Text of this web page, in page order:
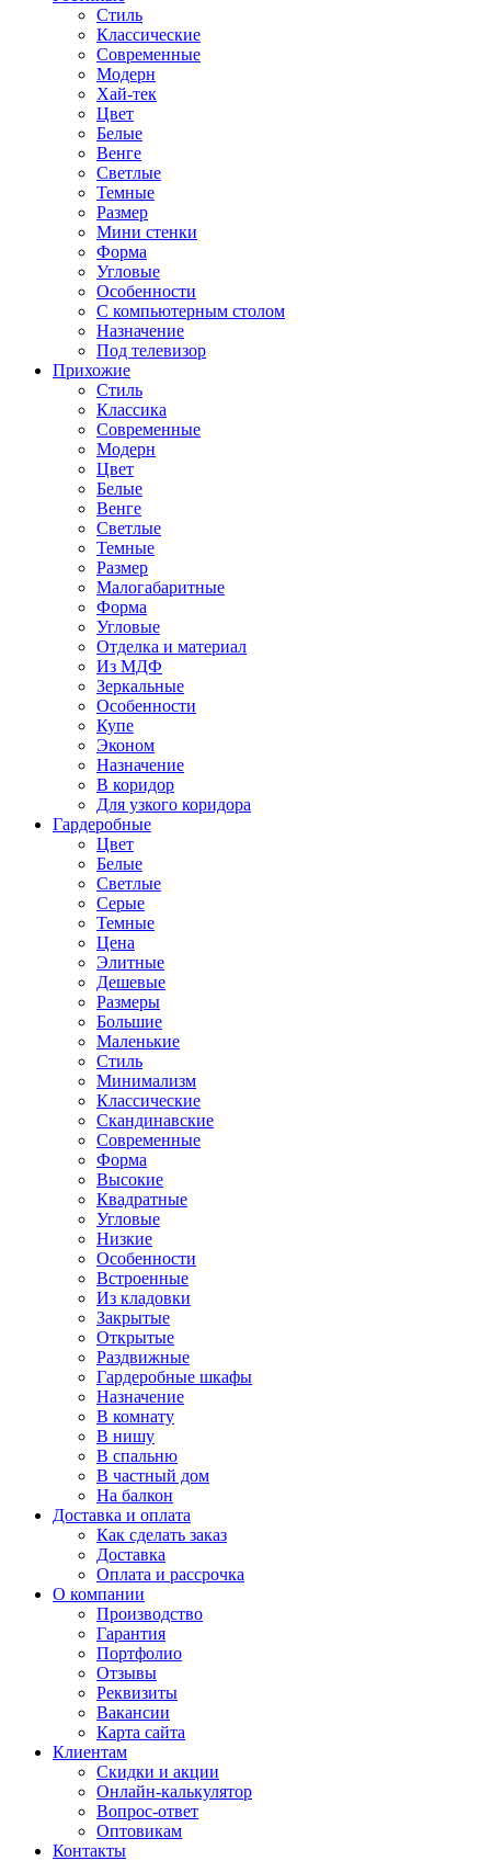
Стиль
Классические
Современные
Модерн
Хай-тек
Цвет
Белые
Венге
Светлые
Темные
Размер
Мини стенки
Форма
Угловые
Особенности
С компьютерным столом
Назначение
Под телевизор
Прихожие
Стиль
Классика
Современные
Модерн
Цвет
Белые
Венге
Светлые
Темные
Размер
Малогабаритные
Форма
Угловые
Отделка и материал
Из МДФ
Зеркальные
Особенности
Купе
Эконом
Назначение
В коридор
Для узкого коридора
Гардеробные
Цвет
Белые
Светлые
Серые
Темные
Цена
Элитные
Дешевые
Размеры
Большие
Маленькие
Стиль
Минимализм
Классические
Скандинавские
Современные
Форма
Высокие
Квадратные
Угловые
Низкие
Особенности
Встроенные
Из кладовки
Закрытые
Открытые
Раздвижные
Гардеробные шкафы
Назначение
В комнату
В нишу
В спальню
В частный дом
На балкон
Доставка и оплата
Как сделать заказ
Доставка
Оплата и рассрочка
О компании
Производство
Гарантия
Портфолио
Отзывы
Реквизиты
Вакансии
Карта сайта
Клиентам
Скидки и акции
Онлайн-калькулятор
Вопрос-ответ
Оптовикам
Контакты